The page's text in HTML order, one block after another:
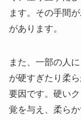
ます。その手間
があります。
また、一部の人
が硬すぎたり柔
要因です。硬い
覚を与え、柔ら